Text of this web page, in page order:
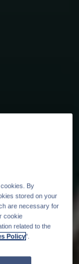
By
stored on your
are necessary for
cookie
related to the
Policy".